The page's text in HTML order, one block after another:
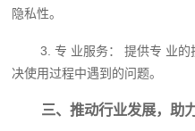
隐私性。
3. 专 业服务： 提供专 业
决使用过程中遇到的问题。
三、推动行业发展，助